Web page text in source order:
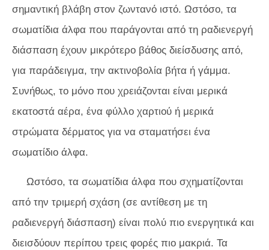
σημαντική βλάβη στον ζωντανό ιστό. Ωστόσο, τα
σωματίδια άλφα που παράγονται από τη ραδιενεργή
διάσπαση έχουν μικρότερο βάθος διείσδυσης από,
για παράδειγμα, την ακτινοβολία βήτα ή γάμμα.
Συνήθως, το μόνο που χρειάζονται είναι μερικά
εκατοστά αέρα, ένα φύλλο χαρτιού ή μερικά
στρώματα δέρματος για να σταματήσει ένα
σωματίδιο άλφα.
Ωστόσο, τα σωματίδια άλφα που σχηματίζονται
από την τριμερή σχάση (σε αντίθεση με τη
ραδιενεργή διάσπαση) είναι πολύ πιο ενεργητικά και
διεισδύουν περίπου τρεις φορές πιο μακριά. Τα